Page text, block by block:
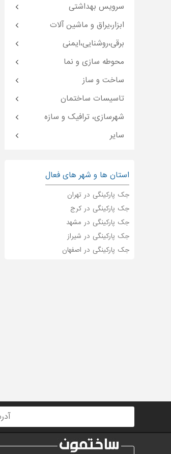
سرویس بهداشتی
ابزار،یراق و ماشین آلات
برقی،روشنایی،ایمنی
محوطه سازی و نما
ساخت و ساز
تاسیسات ساختمان
شهرسازی، ترافیک و سازه
سایر
استان ها و شهر های فعال
جک پارکینگی در تهران
جک پارکینگی در کرج
جک پارکینگی در مشهد
جک پارکینگی در شیراز
جک پارکینگی در اصفهان